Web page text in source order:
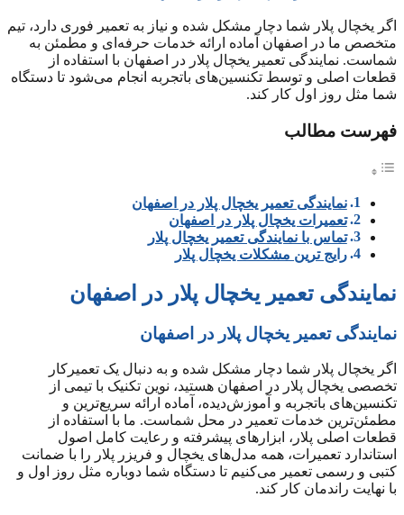
اگر یخچال پلار شما دچار مشکل شده و نیاز به تعمیر فوری دارد، تیم
متخصص ما در اصفهان آماده ارائه خدمات حرفه‌ای و مطمئن به
شماست. نمایندگی تعمیر یخچال پلار در اصفهان با استفاده از
قطعات اصلی و توسط تکنسین‌های باتجربه انجام می‌شود تا دستگاه
شما مثل روز اول کار کند.
فهرست مطالب
نمایندگی تعمیر یخچال پلار در اصفهان
تعمیرات یخچال پلار در اصفهان
تماس با نمایندگی تعمیر یخچال پلار
رایج ترین مشکلات یخچال پلار
نمایندگی تعمیر یخچال پلار در اصفهان
نمایندگی تعمیر یخچال پلار در اصفهان
اگر یخچال پلار شما دچار مشکل شده و به دنبال یک تعمیرکار
تخصصی یخچال پلار در اصفهان هستید، نوین تکنیک با تیمی از
تکنسین‌های باتجربه و آموزش‌دیده، آماده ارائه سریع‌ترین و
مطمئن‌ترین خدمات تعمیر در محل شماست. ما با استفاده از
قطعات اصلی پلار، ابزارهای پیشرفته و رعایت کامل اصول
استاندارد تعمیرات، همه مدل‌های یخچال و فریزر پلار را با ضمانت
کتبی و رسمی تعمیر می‌کنیم تا دستگاه شما دوباره مثل روز اول و
با نهایت راندمان کار کند.